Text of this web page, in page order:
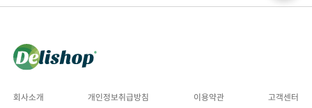
회사소개 개인정보취급방침 이용약관 고객센터